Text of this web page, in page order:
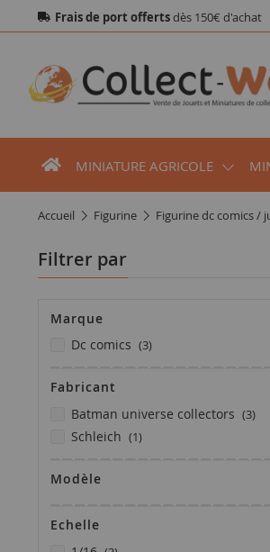
Frais de port offertsdès 150€ d'achat
MINIATURE AGRICOLE
accueil figurine figurine dc comics /
Filtrer par
Marque
dc comics
3articles
Fabricant
batman universe collectors
3
schleich 1article
Modèle
Echelle